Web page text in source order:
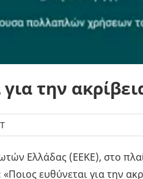
την
Ελλάδας (ΕΕΚΕ), στο
ευθύνεται για την